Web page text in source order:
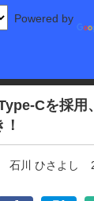
Powered by
品
Cを採用
石川 ひさよし